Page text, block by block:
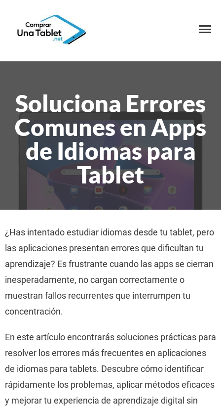
Soluciona Errores
Comunes en Apps
de Idiomas para
Tablet
¿Has intentado estudiar idiomas desde tu tablet, pero
las aplicaciones presentan errores que dificultan tu
aprendizaje? Es frustrante cuando las apps se cierran
inesperadamente, no cargan correctamente o
muestran fallos recurrentes que interrumpen tu
concentración.
En este artículo encontrarás soluciones prácticas para
resolver los errores más frecuentes en aplicaciones
de idiomas para tablets. Descubre cómo identificar
rápidamente los problemas, aplicar métodos eficaces
y mejorar tu experiencia de aprendizaje digital sin